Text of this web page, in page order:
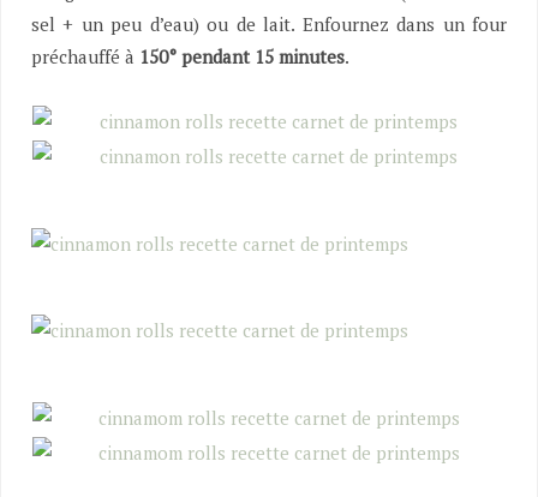
sel + un peu d’eau) ou de lait. Enfournez dans un four
préchauffé à 150° pendant 15 minutes.